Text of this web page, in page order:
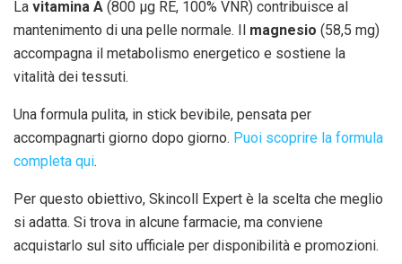
La vitamina A (800 µg RE, 100% VNR) contribuisce al
mantenimento di una pelle normale. Il magnesio (58,5 mg)
accompagna il metabolismo energetico e sostiene la
vitalità dei tessuti.
Una formula pulita, in stick bevibile, pensata per
accompagnarti giorno dopo giorno. Puoi scoprire la formula
completa qui.
Per questo obiettivo, Skincoll Expert è la scelta che meglio
si adatta. Si trova in alcune farmacie, ma conviene
acquistarlo sul sito ufficiale per disponibilità e promozioni.